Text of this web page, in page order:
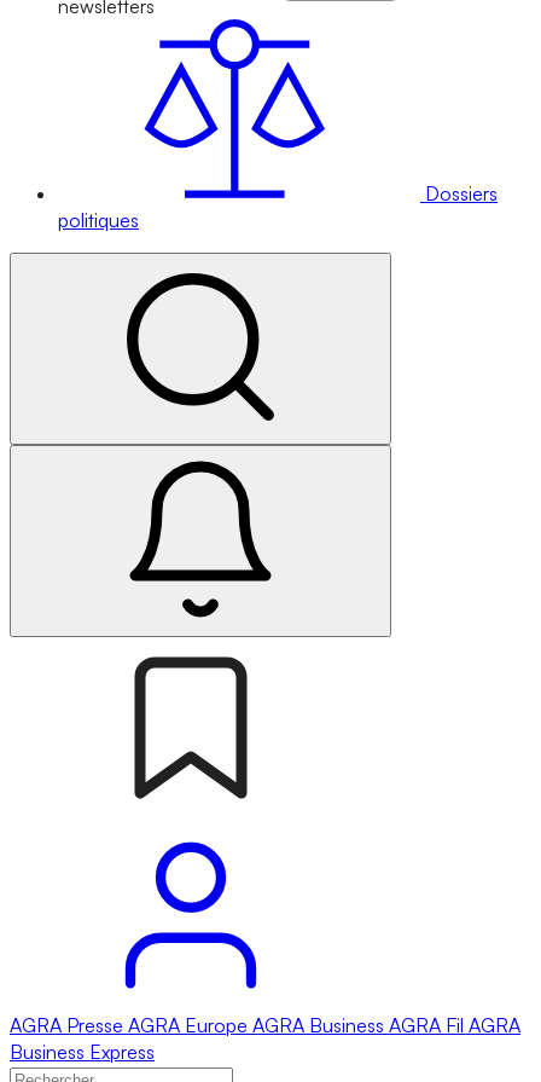
newsletters
Dossiers
politiques
AGRA Presse AGRA Europe AGRA Business AGRA Fil AGRA
Business Express